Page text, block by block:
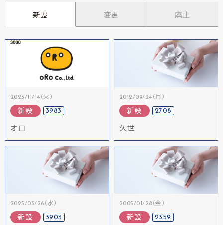
新設 変更 廃止
2023/11/14（火）
新設 3983
オロ
2012/09/24（月）
新設 2708
久世
2025/03/26（水）
新設 3903
2005/01/28（金）
新設 2359